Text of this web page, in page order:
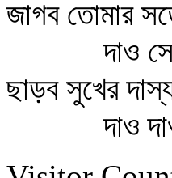
জাগব তোমার
দাও
ছাড়ব সুখের
দাও